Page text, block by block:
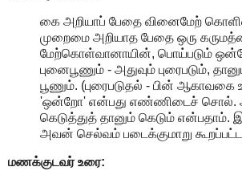
கை அறியாப் பேதை வினைமேற்
முறைமை அறியாத பேதை ஒரு
மேற்கொள்வானாயின், பொய்படும்
புனைபூணும் - அதுவும் புரைபடும்,
பூணும். (புரைபடுதல் - பின் ஆகாவகை
'ஒன்றோ' என்பது எண்ணிடைச் சொல்.
கெடுத்துத் தானும் கெடும்
அவன் செல்வம் படைக்குமாறு
மணக்குடவர் உரை: